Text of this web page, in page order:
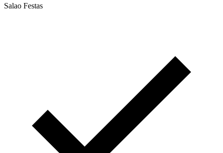
Salao Festas